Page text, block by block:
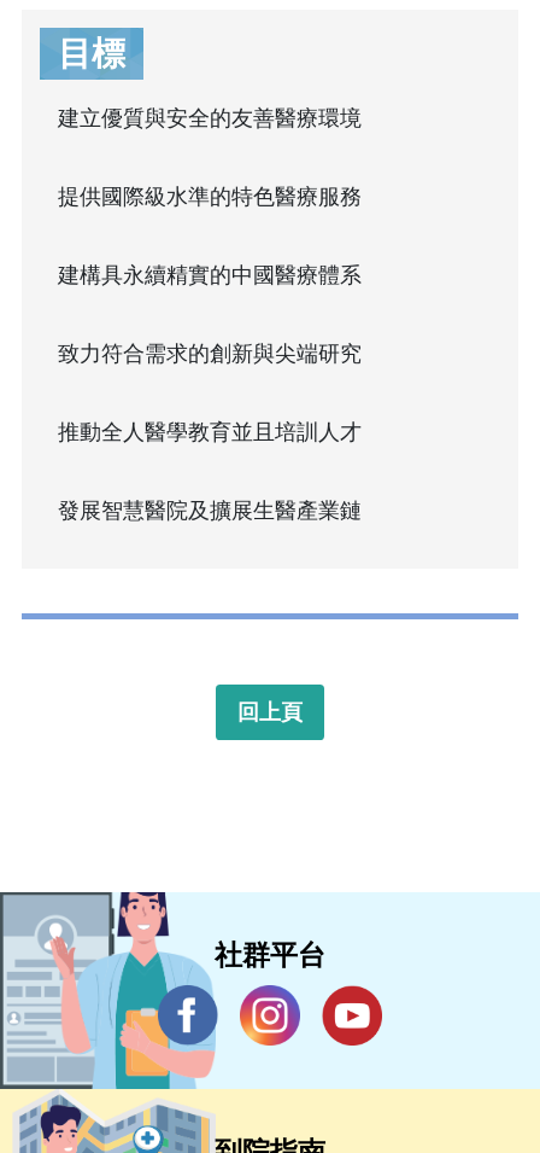
目標
建立優質與安全的友善醫療環境
提供國際級水準的特色醫療服務
建構具永續精實的中國醫療體系
致力符合需求的創新與尖端研究
推動全人醫學教育並且培訓人才
發展智慧醫院及擴展生醫產業鏈
回上頁
社群平台